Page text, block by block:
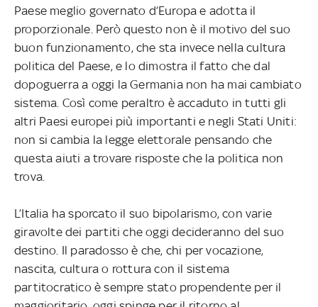
Paese meglio governato d’Europa e adotta il
proporzionale. Però questo non è il motivo del suo
buon funzionamento, che sta invece nella cultura
politica del Paese, e lo dimostra il fatto che dal
dopoguerra a oggi la Germania non ha mai cambiato
sistema. Così come peraltro è accaduto in tutti gli
altri Paesi europei più importanti e negli Stati Uniti:
non si cambia la legge elettorale pensando che
questa aiuti a trovare risposte che la politica non
trova.
L’Italia ha sporcato il suo bipolarismo, con varie
giravolte dei partiti che oggi decideranno del suo
destino. Il paradosso è che, chi per vocazione,
nascita, cultura o rottura con il sistema
partitocratico è sempre stato propendente per il